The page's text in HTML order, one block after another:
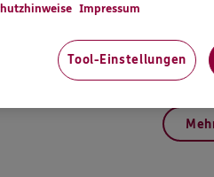
Impressum
Tool-Einstellungen